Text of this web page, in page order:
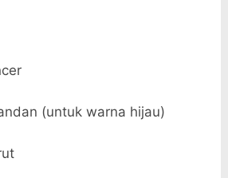
(untuk warna hijau)